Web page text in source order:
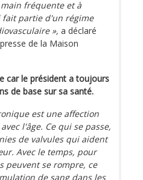
fréquente et à
partie d'un régime
», a déclaré
de la Maison
car le président a toujours
de base sur sa santé.
est une affection
l'âge. Ce qui se passe,
de valvules qui aident
Avec le temps, pour
peuvent se rompre, ce
de sang dans les